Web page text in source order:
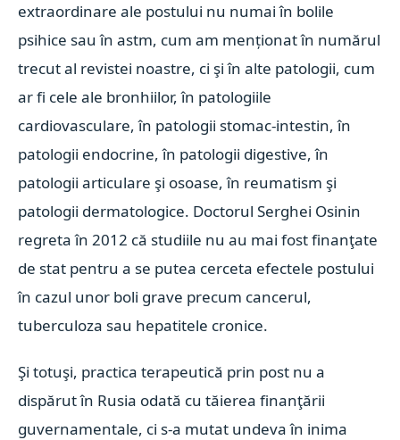
extraordinare ale postului nu numai în bolile
psihice sau în astm, cum am menționat în numărul
trecut al revistei noastre, ci şi în alte patologii, cum
ar fi cele ale bronhiilor, în patologiile
cardiovasculare, în patologii stomac-intestin, în
patologii endocrine, în patologii digestive, în
patologii articulare şi osoase, în reumatism şi
patologii dermatologice. Doctorul Serghei Osinin
regreta în 2012 că studiile nu au mai fost finanţate
de stat pentru a se putea cerceta efectele postului
în cazul unor boli grave precum cancerul,
tuberculoza sau hepatitele cronice.
Şi totuşi, practica terapeutică prin post nu a
dispărut în Rusia odată cu tăierea finanţării
guvernamentale, ci s-a mutat undeva în inima